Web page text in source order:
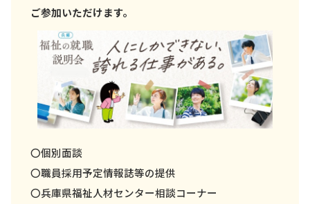
ご参加いただけます。
〇個別面談
〇職員採用予定情報誌等の提供
〇兵庫県福祉人材センター相談コーナー